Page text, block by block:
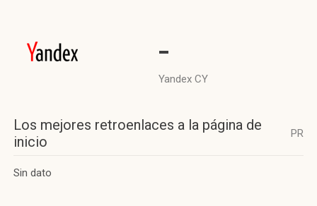
-
Yandex CY
Los mejores retroenlaces a la página de
inicio
PR
Sin dato